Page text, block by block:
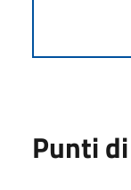
Punti